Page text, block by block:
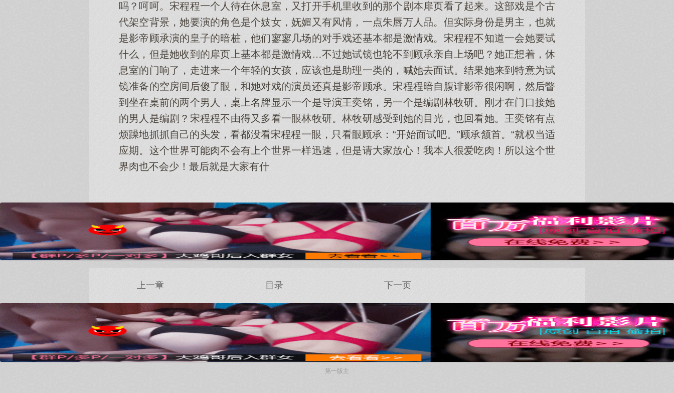
吗？呵呵。宋程程一个人待在休息室，又打开手机里收到的那个剧本扉页看了起来。这部戏是个古
代架空背景，她要演的角色是个妓女，妩媚又有风情，一点朱唇万人品。但实际身份是男主，也就
是影帝顾承演的皇子的暗桩，他们寥寥几场的对手戏还基本都是激情戏。宋程程不知道一会她要试
什么，但是她收到的扉页上基本都是激情戏…不过她试镜也轮不到顾承亲自上场吧？她正想着，休
息室的门响了，走进来一个年轻的女孩，应该也是助理一类的，喊她去面试。结果她来到特意为试
镜准备的空房间后傻了眼，和她对戏的演员还真是影帝顾承。宋程程暗自腹诽影帝很闲啊，然后瞥
到坐在桌前的两个男人，桌上名牌显示一个是导演王奕铭，另一个是编剧林牧研。刚才在门口接她
的男人是编剧？宋程程不由得又多看一眼林牧研。林牧研感受到她的目光，也回看她。王奕铭有点
烦躁地抓抓自己的头发，看都没看宋程程一眼，只看眼顾承：“开始面试吧。”顾承颔首。“就权当适
应期。这个世界可能肉不会有上个世界一样迅速，但是请大家放心！我本人很爱吃肉！所以这个世
界肉也不会少！最后就是大家有什
x
上一章 目录 下一页
x
第一版主